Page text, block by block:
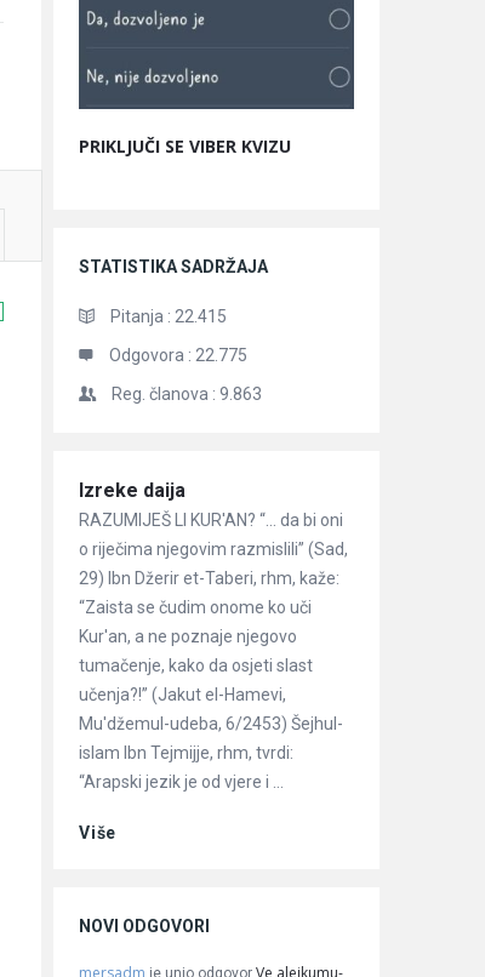
PRIKLJUČI SE VIBER KVIZU
STATISTIKA SADRŽAJA
Pitanja : 22.415
Odgovora : 22.775
Reg. članova : 9.863
Članci
Izreke daija
RAZUMIJEŠ LI KUR'AN? “… da bi oni
o riječima njegovim razmislili” (Sad,
29) Ibn Džerir et-Taberi, rhm, kaže:
“Zaista se čudim onome ko uči
Kur'an, a ne poznaje njegovo
tumačenje, kako da osjeti slast
učenja?!” (Jakut el-Hamevi,
Mu'džemul-udeba, 6/2453) Šejhul-
islam Ibn Tejmijje, rhm, tvrdi:
“Arapski jezik je od vjere i ...
Više
NOVI ODGOVORI
mersadm je unio odgovor Ve alejkumu-